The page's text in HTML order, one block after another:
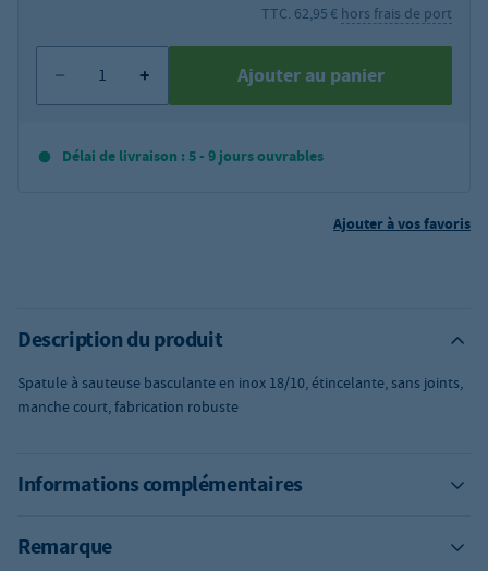
TTC. 62,95 € hors frais de port
Ajouter au panier
Délai de livraison : 5 - 9 jours ouvrables
Ajouter à vos favoris
Description du produit
Spatule à sauteuse basculante en inox 18/10, étincelante, sans joints,
manche court, fabrication robuste
Informations complémentaires
Remarque